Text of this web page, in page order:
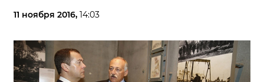
11 ноября 2016, 14:03